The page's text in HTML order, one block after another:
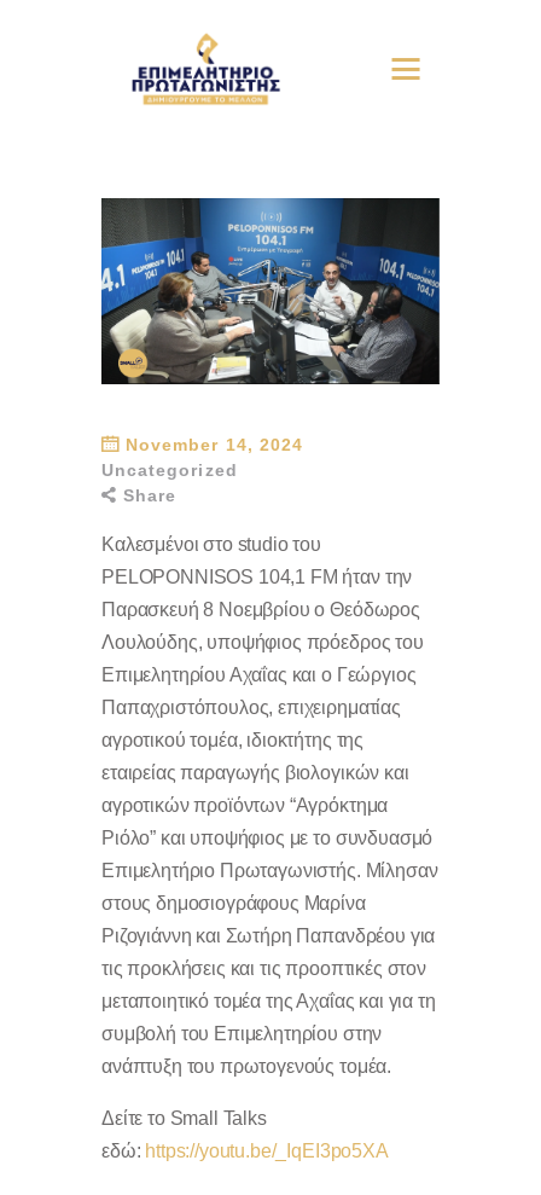
November 14, 2024
Uncategorized
Share
Καλεσμένοι στο studio του
PELOPONNISOS 104,1 FM ήταν την
Παρασκευή 8 Νοεμβρίου ο Θεόδωρος
Λουλούδης, υποψήφιος πρόεδρος του
Επιμελητηρίου Αχαΐας και ο Γεώργιος
Παπαχριστόπουλος, επιχειρηματίας
αγροτικού τομέα, ιδιοκτήτης της
εταιρείας παραγωγής βιολογικών και
αγροτικών προϊόντων “Αγρόκτημα
Ριόλο” και υποψήφιος με το συνδυασμό
Επιμελητήριο Πρωταγωνιστής. Μίλησαν
στους δημοσιογράφους Μαρίνα
Ριζογιάννη και Σωτήρη Παπανδρέου για
τις προκλήσεις και τις προοπτικές στον
μεταποιητικό τομέα της Αχαΐας και για τη
συμβολή του Επιμελητηρίου στην
ανάπτυξη του πρωτογενούς τομέα.
Δείτε το Small Talks
εδώ: https://youtu.be/_IqEI3po5XA